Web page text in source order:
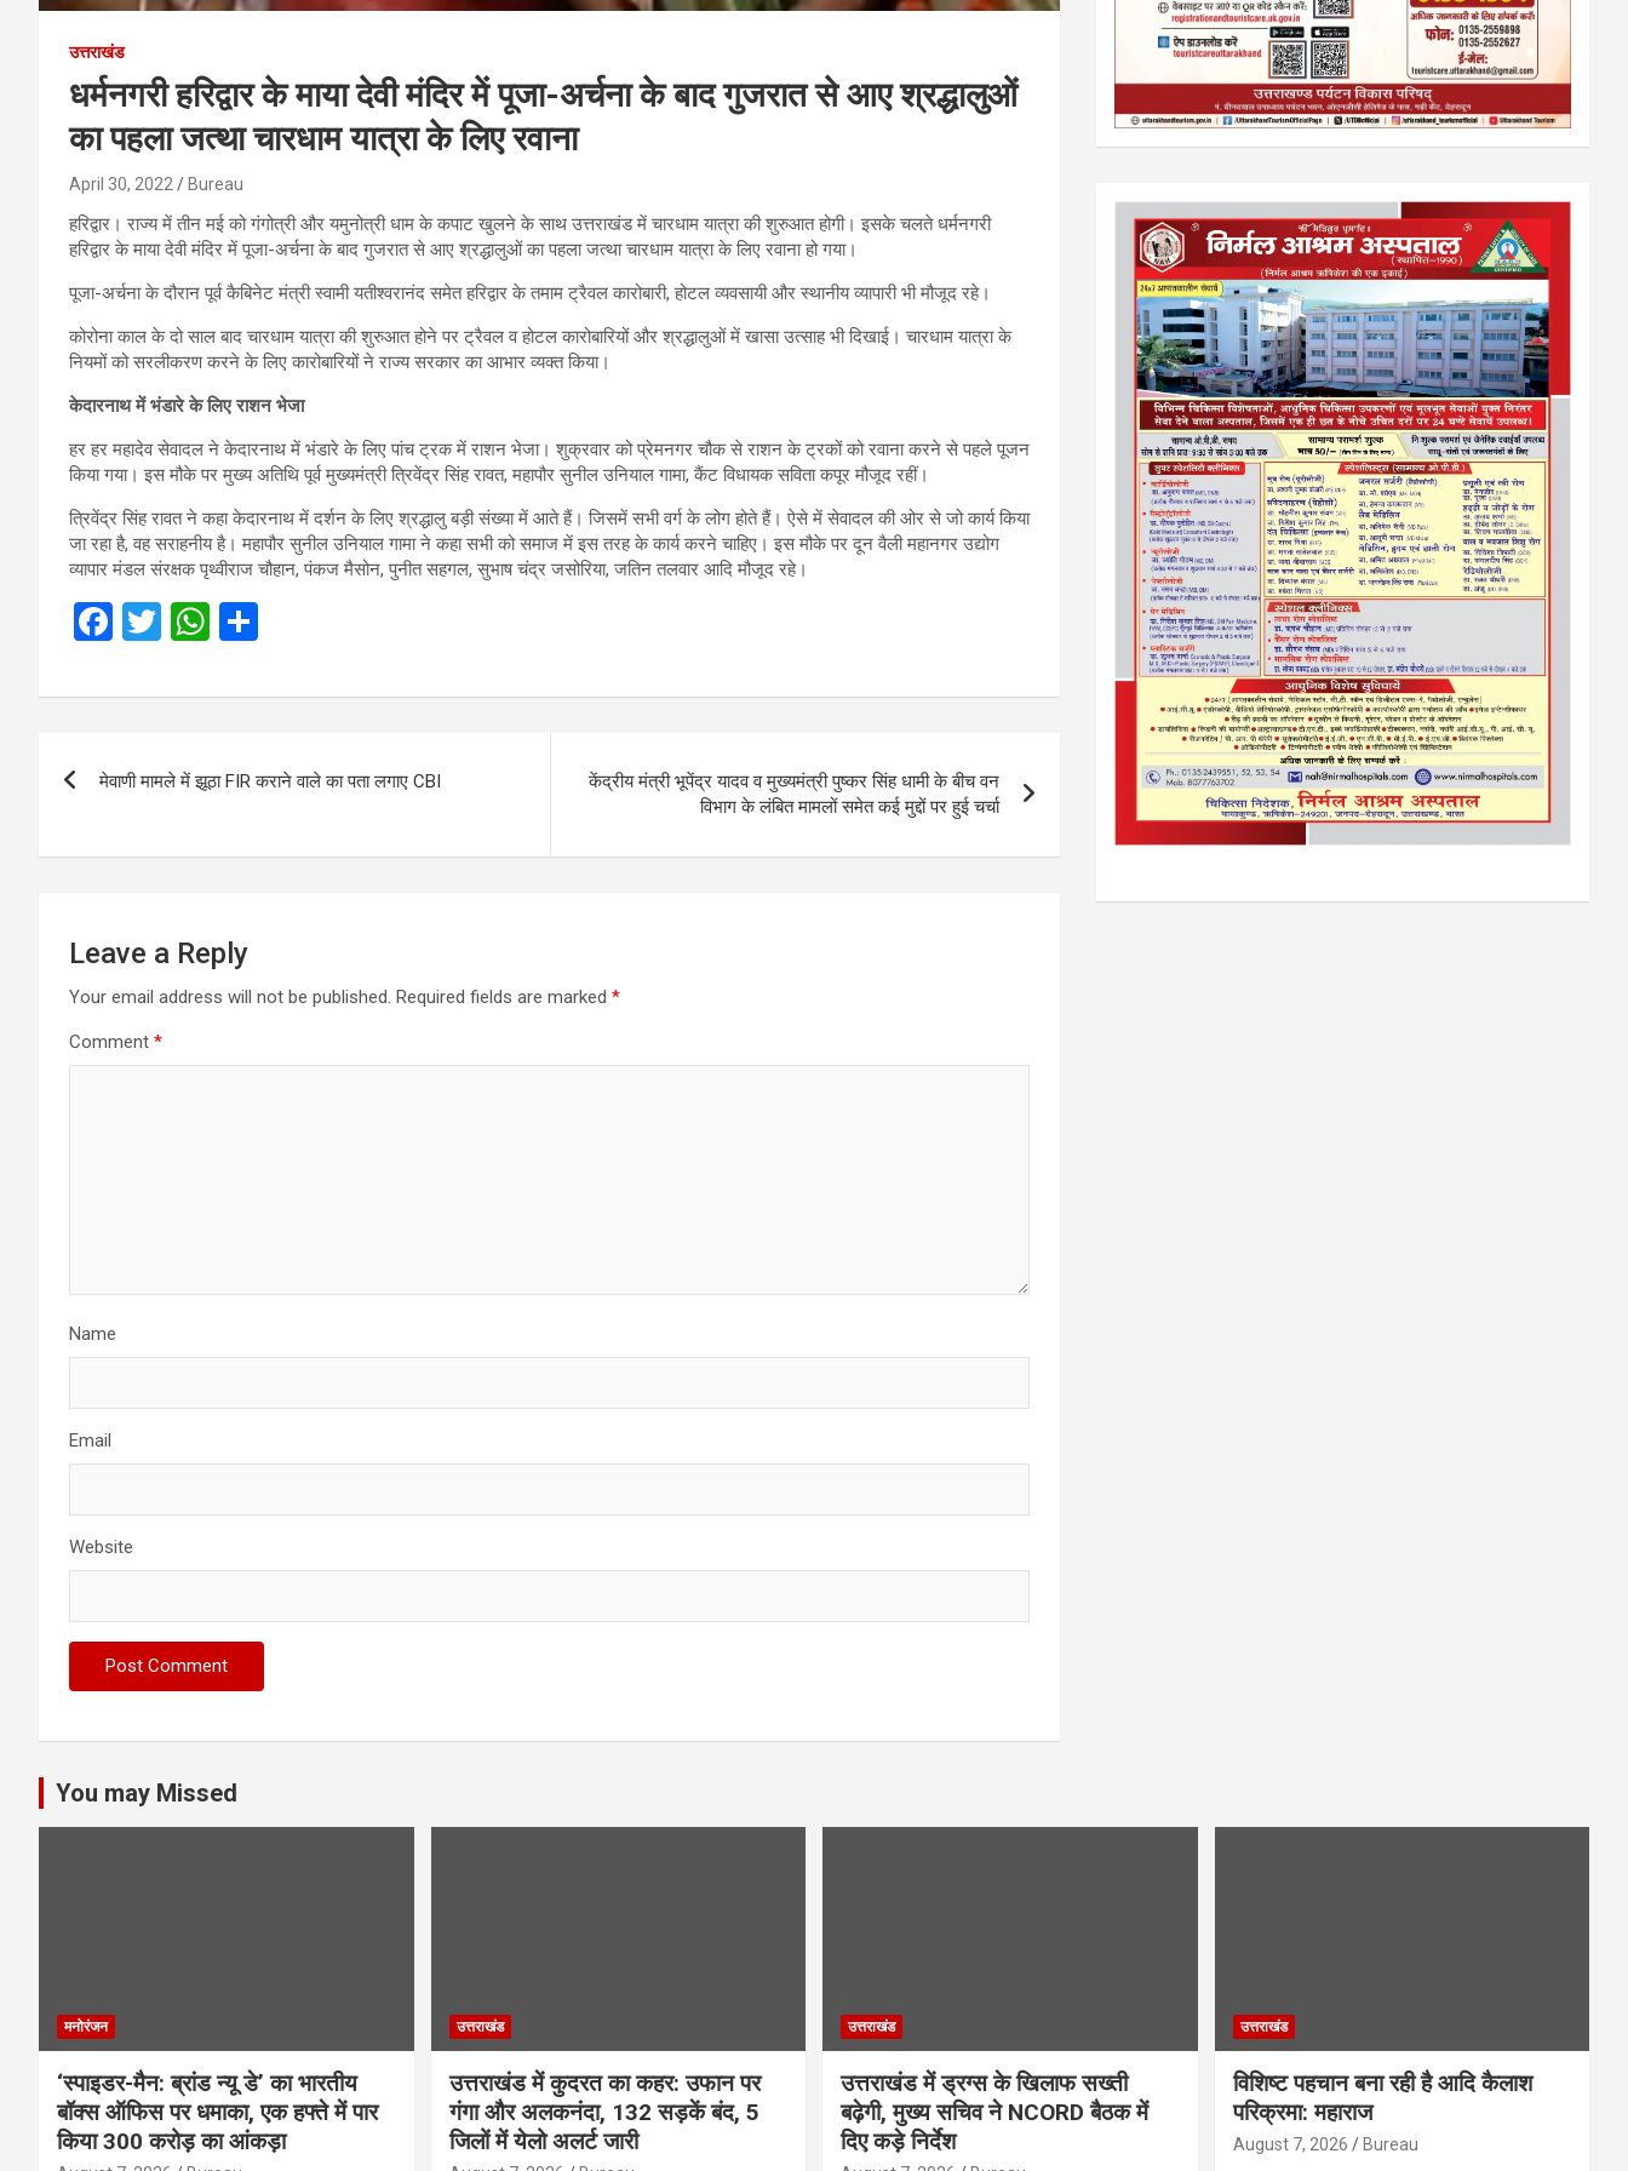
उत्तराखंड
धर्मनगरी हरिद्वार के माया देवी मंदिर में पूजा-अर्चना के बाद गुजरात से आए श्रद्धालुओं
का पहला जत्था चारधाम यात्रा के लिए रवाना
April 30, 2022 Bureau
हरिद्वार। राज्य में तीन मई को गंगोत्री और यमुनोत्री धाम के कपाट खुलने के साथ उत्तराखंड में चारधाम यात्रा की शुरुआत होगी। इसके चलते धर्मनगरी
हरिद्वार के माया देवी मंदिर में पूजा-अर्चना के बाद गुजरात से आए श्रद्धालुओं का पहला जत्था चारधाम यात्रा के लिए रवाना हो गया।
पूजा-अर्चना के दौरान पूर्व कैबिनेट मंत्री स्वामी यतीश्वरानंद समेत हरिद्वार के तमाम ट्रैवल कारोबारी, होटल व्यवसायी और स्थानीय व्यापारी भी मौजूद रहे।
कोरोना काल के दो साल बाद चारधाम यात्रा की शुरुआत होने पर ट्रैवल व होटल कारोबारियों और श्रद्धालुओं में खासा उत्साह भी दिखाई। चारधाम यात्रा के
नियमों को सरलीकरण करने के लिए कारोबारियों ने राज्य सरकार का आभार व्यक्त किया।
केदारनाथ में भंडारे के लिए राशन भेजा
हर हर महादेव सेवादल ने केदारनाथ में भंडारे के लिए पांच ट्रक में राशन भेजा। शुक्रवार को प्रेमनगर चौक से राशन के ट्रकों को रवाना करने से पहले पूजन
किया गया। इस मौके पर मुख्य अतिथि पूर्व मुख्यमंत्री त्रिवेंद्र सिंह रावत, महापौर सुनील उनियाल गामा, कैंट विधायक सविता कपूर मौजूद रहीं।
त्रिवेंद्र सिंह रावत ने कहा केदारनाथ में दर्शन के लिए श्रद्धालु बड़ी संख्या में आते हैं। जिसमें सभी वर्ग के लोग होते हैं। ऐसे में सेवादल की ओर से जो कार्य किया
जा रहा है, वह सराहनीय है। महापौर सुनील उनियाल गामा ने कहा सभी को समाज में इस तरह के कार्य करने चाहिए। इस मौके पर दून वैली महानगर उद्योग
व्यापार मंडल संरक्षक पृथ्वीराज चौहान, पंकज मैसोन, पुनीत सहगल, सुभाष चंद्र जसोरिया, जतिन तलवार आदि मौजूद रहे।
F
ce
o
k
T
tt
W
at
A
p
ar
navigation
मेवाणी मामले में झूठा FIR कराने वाले का पता लगाए CBI
केंद्रीय मंत्री भूपेंद्र यादव व मुख्यमंत्री पुष्कर सिंह धामी के बीच वन
विभाग के लंबित मामलों समेत कई मुद्दों पर हुई चर्चा
Leave a Reply
Your email address will not be published. Required fields are marked *
Comment *
Name
Email
Website
You may Missed
मनोरंजन
‘स्पाइडर-मैन: ब्रांड न्यू डे’ का भारतीय
बॉक्स ऑफिस पर धमाका, एक हफ्ते में पार
किया 300 करोड़ का आंकड़ा
उत्तराखंड
उत्तराखंड में कुदरत का कहर: उफान पर
गंगा और अलकनंदा, 132 सड़कें बंद, 5
जिलों में येलो अलर्ट जारी
उत्तराखंड
उत्तराखंड में ड्रग्स के खिलाफ सख्ती
बढ़ेगी, मुख्य सचिव ने NCORD बैठक में
दिए कड़े निर्देश
उत्तराखंड
विशिष्ट पहचान बना रही है आदि कैलाश
परिक्रमा: महाराज
August 7, 2026 Bureau